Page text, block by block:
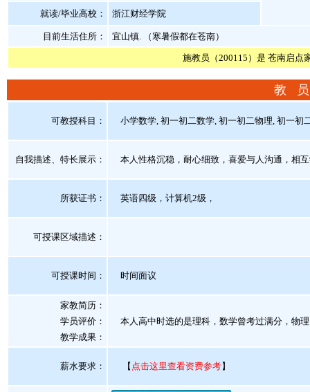
就读/毕业高校： 浙江财经学院
目前生活住所： 宜山镇. （寒暑假都在苍南）
施教员（200115）是 苍南启点
教
可教授科目： 小学数学, 初一初二数学, 初一初二物理, 初一初
自我描述、特长展示 ： 本人性格沉稳，耐心细致，喜爱与人沟通，相
所获证书 ： 英语四级，计算机2级，
可授课区域描述：
可授课时间： 时间面议
家教简历：
学员评价：
教学成果：
本人高中时选的是理科，数学曾考过满分，物
薪水要求： 【 点击这里查看资费参考】